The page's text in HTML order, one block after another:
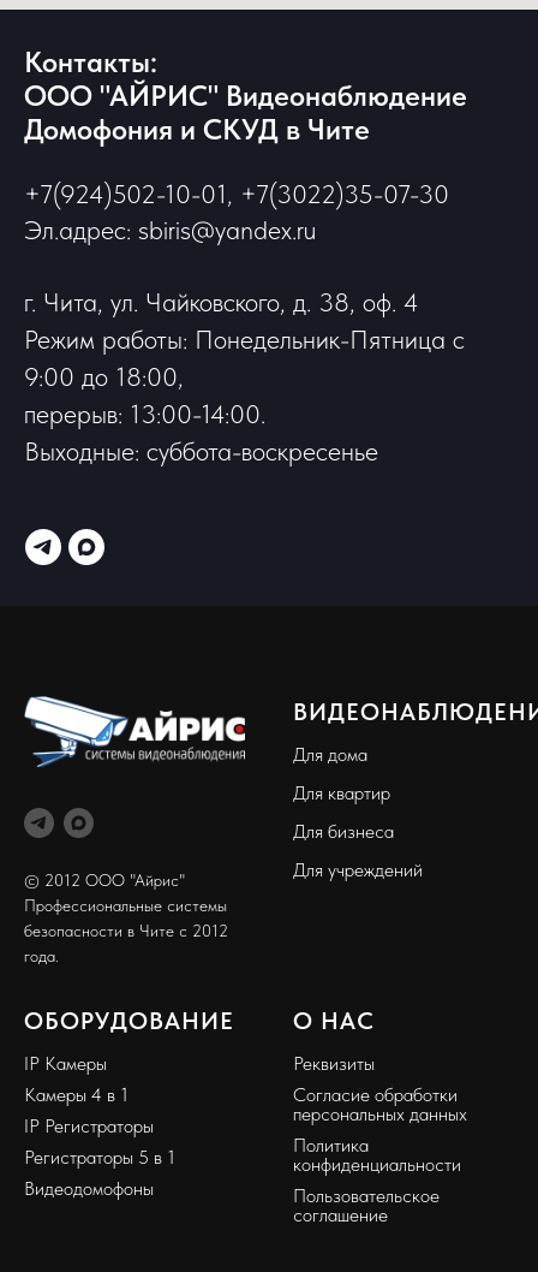
Контакты:
ООО "АЙРИС" Видеонаблюдение
Домофония и СКУД в Чите
+7(924)502-10-01, +7(3022)35-07-30
Эл.адрес: sbiris@yandex.ru
г. Чита, ул. Чайковского, д. 38, оф. 4
Режим работы: Понедельник-Пятница с
9:00 до 18:00,
перерыв: 13:00-14:00.
Выходные: суббота-воскресенье
© 2012 ООО "Айрис"
Профессиональные системы
безопасности в Чите с 2012
года.
Для дома
Для квартир
Для бизнеса
Для учреждений
ОБОРУДОВАНИЕ
IP Камеры
Камеры 4 в 1
IP Регистраторы
Регистраторы 5 в 1
Видеодомофоны
О НАС
Реквизиты
Согласие обработки
персональных данных
Политика
конфиденциальности
Пользовательское
соглашение